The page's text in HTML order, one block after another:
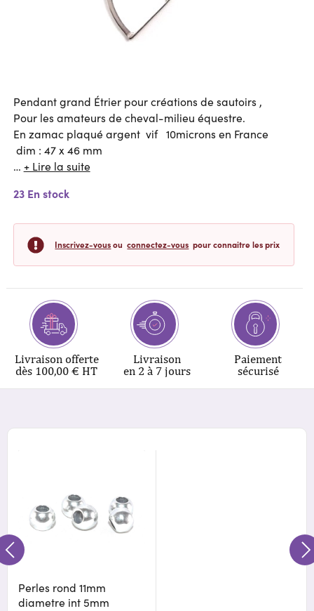
Pendant grand Étrier pour créations de sautoirs ,
Pour les amateurs de cheval-milieu équestre.
En zamac plaqué argent vif 10microns en France
dim : 47 x 46 mm
… + Lire la suite
23 En stock
Inscrivez-vousouconnectez-vous pour connaitre les prix
Livraison offerte
dès 100,00 € HT
Livraison
en 2 à 7 jours
Paiement
sécurisé
Perles rond 11mm
diametre int 5mm